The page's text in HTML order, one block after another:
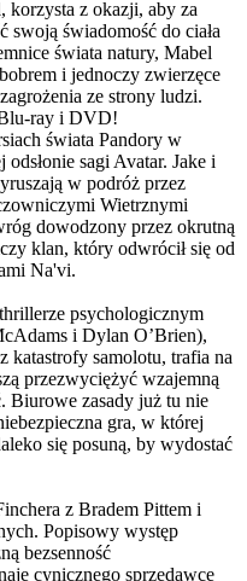
korzysta z okazji, aby za
swoją świadomość do ciała
świata natury, Mabel
i jednoczy zwierzęce
ze strony ludzi.
ray i DVD!
świata Pandory w
sagi Avatar. Jake i
w podróż przez
Wietrznymi
dowodzony przez okrutną
klan, który odwrócił się od
Na'vi.
psychologicznym
i Dylan O’Brien),
katastrofy samolotu, trafia na
przezwyciężyć wzajemną
Biurowe zasady już tu nie
gra, w której
się posuną, by wydostać
z Bradem Pittem i
Popisowy występ
bezsenność
cynicznego sprzedawcę